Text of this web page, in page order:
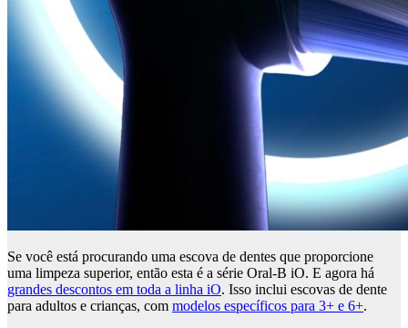
Se você está procurando uma escova de dentes que proporcione
uma limpeza superior, então esta é a série Oral-B iO. E agora há
grandes descontos em toda a linha iO. Isso inclui escovas de dente
para adultos e crianças, com modelos específicos para 3+ e 6+.